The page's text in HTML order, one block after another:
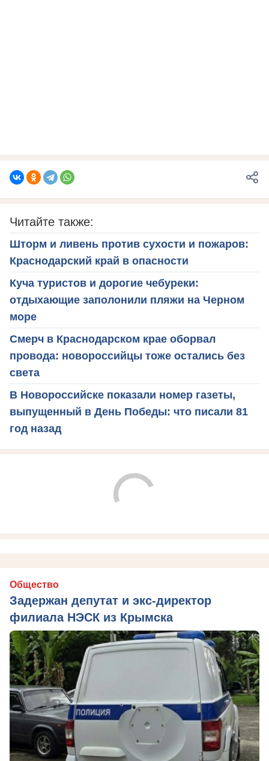
Читайте также:
Шторм и ливень против сухости и пожаров:
Краснодарский край в опасности
Куча туристов и дорогие чебуреки:
отдыхающие заполонили пляжи на Черном
море
Смерч в Краснодарском крае оборвал
провода: новороссийцы тоже остались без
света
В Новороссийске показали номер газеты,
выпущенный в День Победы: что писали 81
год назад
Общество
Задержан депутат и экс-директор
филиала НЭСК из Крымска